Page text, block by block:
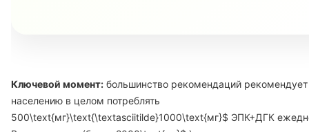
Ключевой момент: большинство рекомендаций рекомендует
населению в целом потреблять
500\text{мг}\text{\textasciitilde}1000\text{мг}$ ЭПК+ДГК